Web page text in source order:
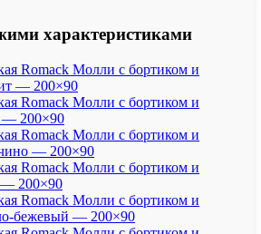
характеристиками
Romack Молли с бортиком и
— 200×90
Romack Молли с бортиком и
— 200×90
Romack Молли с бортиком и
— 200×90
Romack Молли с бортиком и
200×90
Romack Молли с бортиком и
бежевый — 200×90